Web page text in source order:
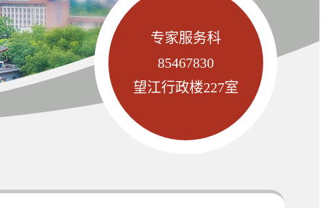
专家服务科
85467830
望江行政楼227室